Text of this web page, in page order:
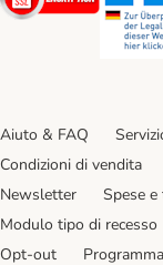
Aiuto & FAQ
Condizioni di vendita
Newsletter
Spese
Modulo tipo di recesso
Opt-out